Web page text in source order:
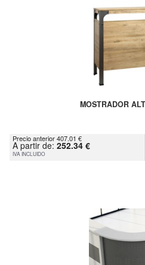
MOSTRADOR
Precio anterior 407.01 €
A partir de: 252.34 €
IVA INCLUIDO